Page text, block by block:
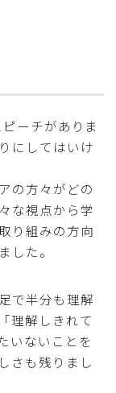
ーチがありま
にしてはいけ
の方々がどの
な視点から学
り組みの方向
した。
で半分も理解
理解しきれて
いないことを
さも残りまし